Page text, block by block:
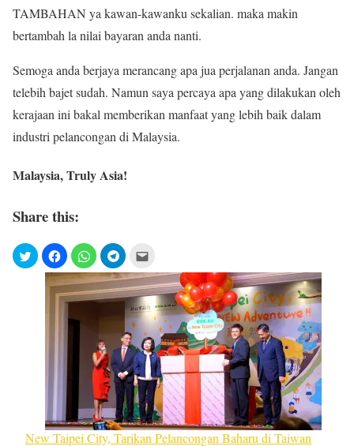
TAMBAHAN ya kawan-kawanku sekalian. maka makin
bertambah la nilai bayaran anda nanti.
Semoga anda berjaya merancang apa jua perjalanan anda. Jangan
telebih bajet sudah. Namun saya percaya apa yang dilakukan oleh
kerajaan ini bakal memberikan manfaat yang lebih baik dalam
industri pelancongan di Malaysia.
Malaysia, Truly Asia!
Share this:
New Taipei City, Tarikan Pelancongan Baharu di Taiwan